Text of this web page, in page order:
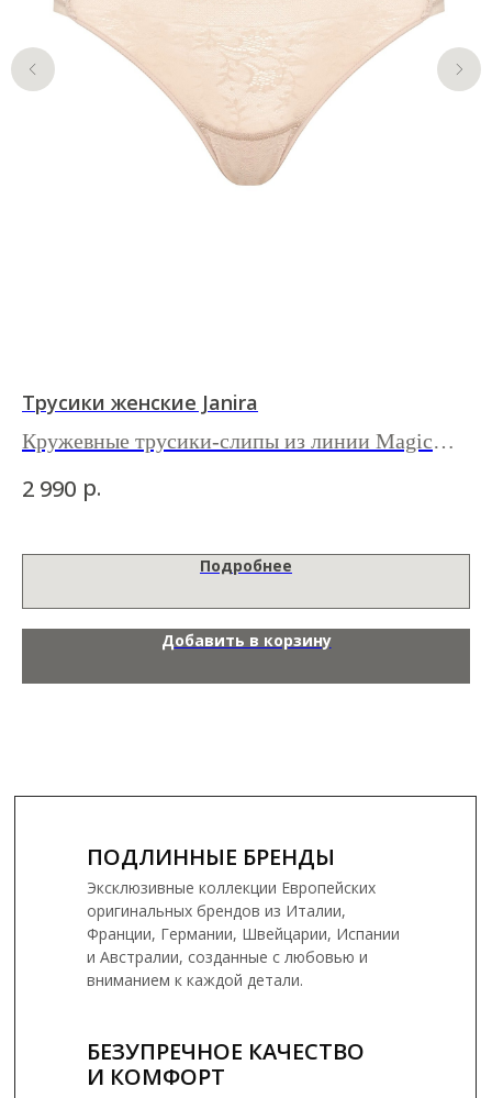
Трусики женские Janira
Кружевные трусики-слипы из линии Magic
2 990 р.
Подробнее
Добавить в корзину
Эксклюзивные коллекции Европейских
оригинальных брендов из Италии,
Франции, Германии, Швейцарии, Испании
и Австралии, созданные с любовью и
вниманием к каждой детали.
ПОДЛИННЫЕ БРЕНДЫ
БЕЗУПРЕЧНОЕ КАЧЕСТВО
И КОМФОРТ